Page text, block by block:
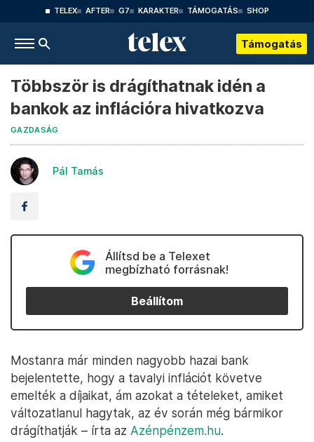
TELEX AFTER G7 KARAKTER TÁMOGATÁS SHOP
Támogatás
Többször is drágíthatnak idén a
bankok az inflációra hivatkozva
GAZDASÁG
Pál Tamás
Állítsd be a Telexet
megbízható forrásnak!
Beállítom
Mostanra már minden nagyobb hazai bank
bejelentette, hogy a tavalyi inflációt követve
emelték a díjaikat, ám azokat a tételeket, amiket
változatlanul hagytak, az év során még bármikor
drágíthatják – írta az Azénpénzem.hu.